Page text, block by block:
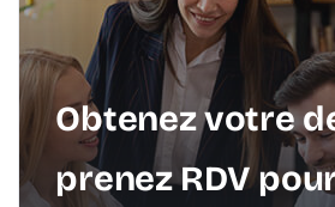
Obtenez votre
prenez RDV